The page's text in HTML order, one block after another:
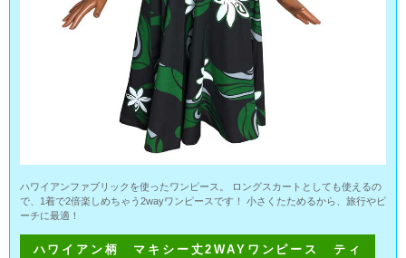
ハワイアンファブリックを使ったワンピース。 ロングスカートとしても使えるの
で、1着で2倍楽しめちゃう2wayワンピースです！ 小さくたためるから、旅行やビ
ーチに最適！
ハワイアン柄 マキシー丈2WAYワンピース ティ